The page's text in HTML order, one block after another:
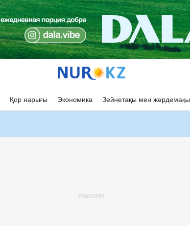
Қор нарығы Экономика Зейнетақы мен жәрдемақы